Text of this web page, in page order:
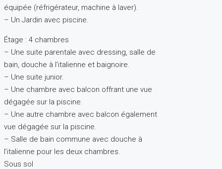
équipée (réfrigérateur, machine à laver).
– Un Jardin avec piscine.
Étage : 4 chambres
– Une suite parentale avec dressing, salle de
bain, douche à l’italienne et baignoire.
– Une suite junior.
– Une chambre avec balcon offrant une vue
dégagée sur la piscine.
– Une autre chambre avec balcon également
vue dégagée sur la piscine.
– Salle de bain commune avec douche à
l’italienne pour les deux chambres.
Sous sol